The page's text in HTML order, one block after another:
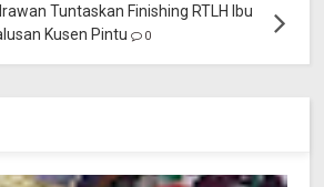
Tuntaskan Finishing RTLH Ibu
Kusen Pintu
0